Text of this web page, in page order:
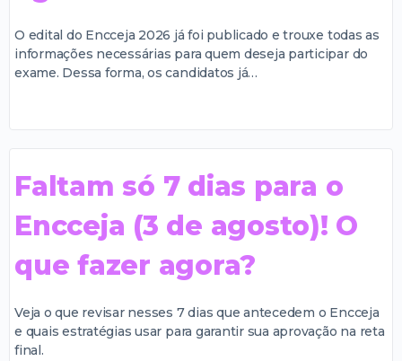
O edital do Encceja 2026 já foi publicado e trouxe todas as
informações necessárias para quem deseja participar do
exame. Dessa forma, os candidatos já…
Faltam só 7 dias para o
Encceja (3 de agosto)! O
que fazer agora?
Veja o que revisar nesses 7 dias que antecedem o Encceja
e quais estratégias usar para garantir sua aprovação na reta
final.